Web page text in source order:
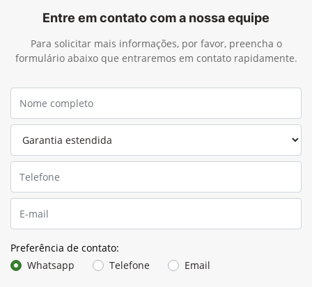
Entre em contato com a nossa equipe
Para solicitar mais informações, por favor, preencha o
formulário abaixo que entraremos em contato rapidamente.
Preferência de contato:
Whatsapp
Telefone Email